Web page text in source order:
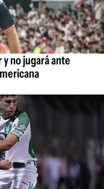
no jugará ante